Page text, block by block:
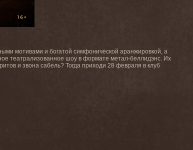
мотивами и богатой симфонической аранжировкой, а
театрализованное шоу в формате метал-беллидэнс. Их
и звона сабель? Тогда приходи 28 февраля в клуб